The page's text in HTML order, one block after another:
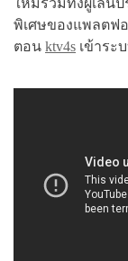
พิเศษของแพลตฟ
ตอน ktv4s เข้าระ